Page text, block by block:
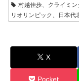
村越佳歩、クライミ
リオリンピック、日本代
X
Pocket